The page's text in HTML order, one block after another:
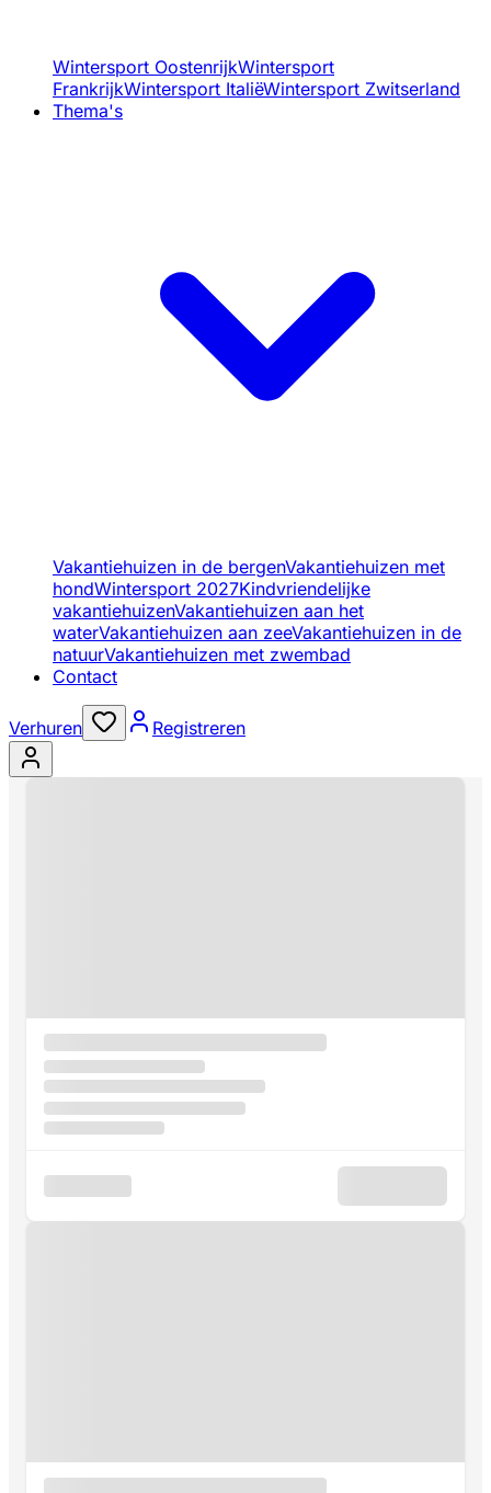
Wintersport OostenrijkWintersport
FrankrijkWintersport ItaliëWintersport Zwitserland
Thema's
Vakantiehuizen in de bergenVakantiehuizen met
hondWintersport 2027Kindvriendelijke
vakantiehuizenVakantiehuizen aan het
waterVakantiehuizen aan zeeVakantiehuizen in de
natuurVakantiehuizen met zwembad
Contact
Verhuren Registreren